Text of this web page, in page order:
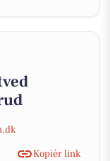
Kopiér link